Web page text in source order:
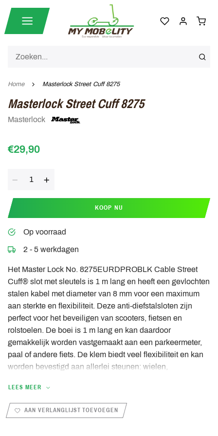
Home Masterlock Street Cuff 8275
Masterlock Street Cuff 8275
Masterlock
€29,90
KOOP NU
Op voorraad
2 - 5 werkdagen
Het Master Lock No. 8275EURDPROBLK Cable Street
Cuff® slot met sleutels is 1 m lang en heeft een gevlochten
stalen kabel met diameter van 8 mm voor een maximum
aan sterkte en flexibiliteit. Deze anti-diefstalsloten zijn
perfect voor het beveiligen van scooters, fietsen en
rolstoelen. De boei is 1 m lang en kan daardoor
gemakkelijk worden vastgemaakt aan een parkeermeter,
paal of andere fiets. De klem biedt veel flexibiliteit en kan
worden bevestigd aan allerlei steunen: wielen,
beschermende vinyl coating voorkomt krassen. Het
geïntegreerde vergrendelmechanisme met sleutels en
stiftcilinder biedt superieure kraakbestendigheid. De
LEES MEER
AAN VERLANGLIJST TOEVOEGEN